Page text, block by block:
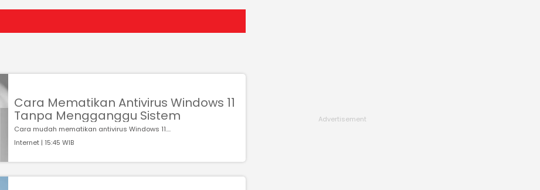
Cara Mematikan Antivirus Windows 11
Tanpa Mengganggu Sistem
Cara mudah mematikan antivirus Windows 11....
Internet | 15:45 WIB